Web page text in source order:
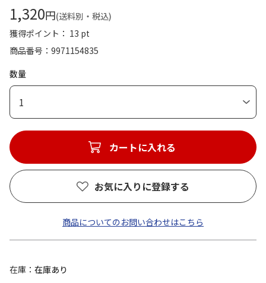
1,320円(送料別・税込)
獲得ポイント： 13 pt
商品番号
9971154835
数量
1
カートに入れる
お気に入りに登録する
商品についてのお問い合わせはこちら
在庫
在庫あり